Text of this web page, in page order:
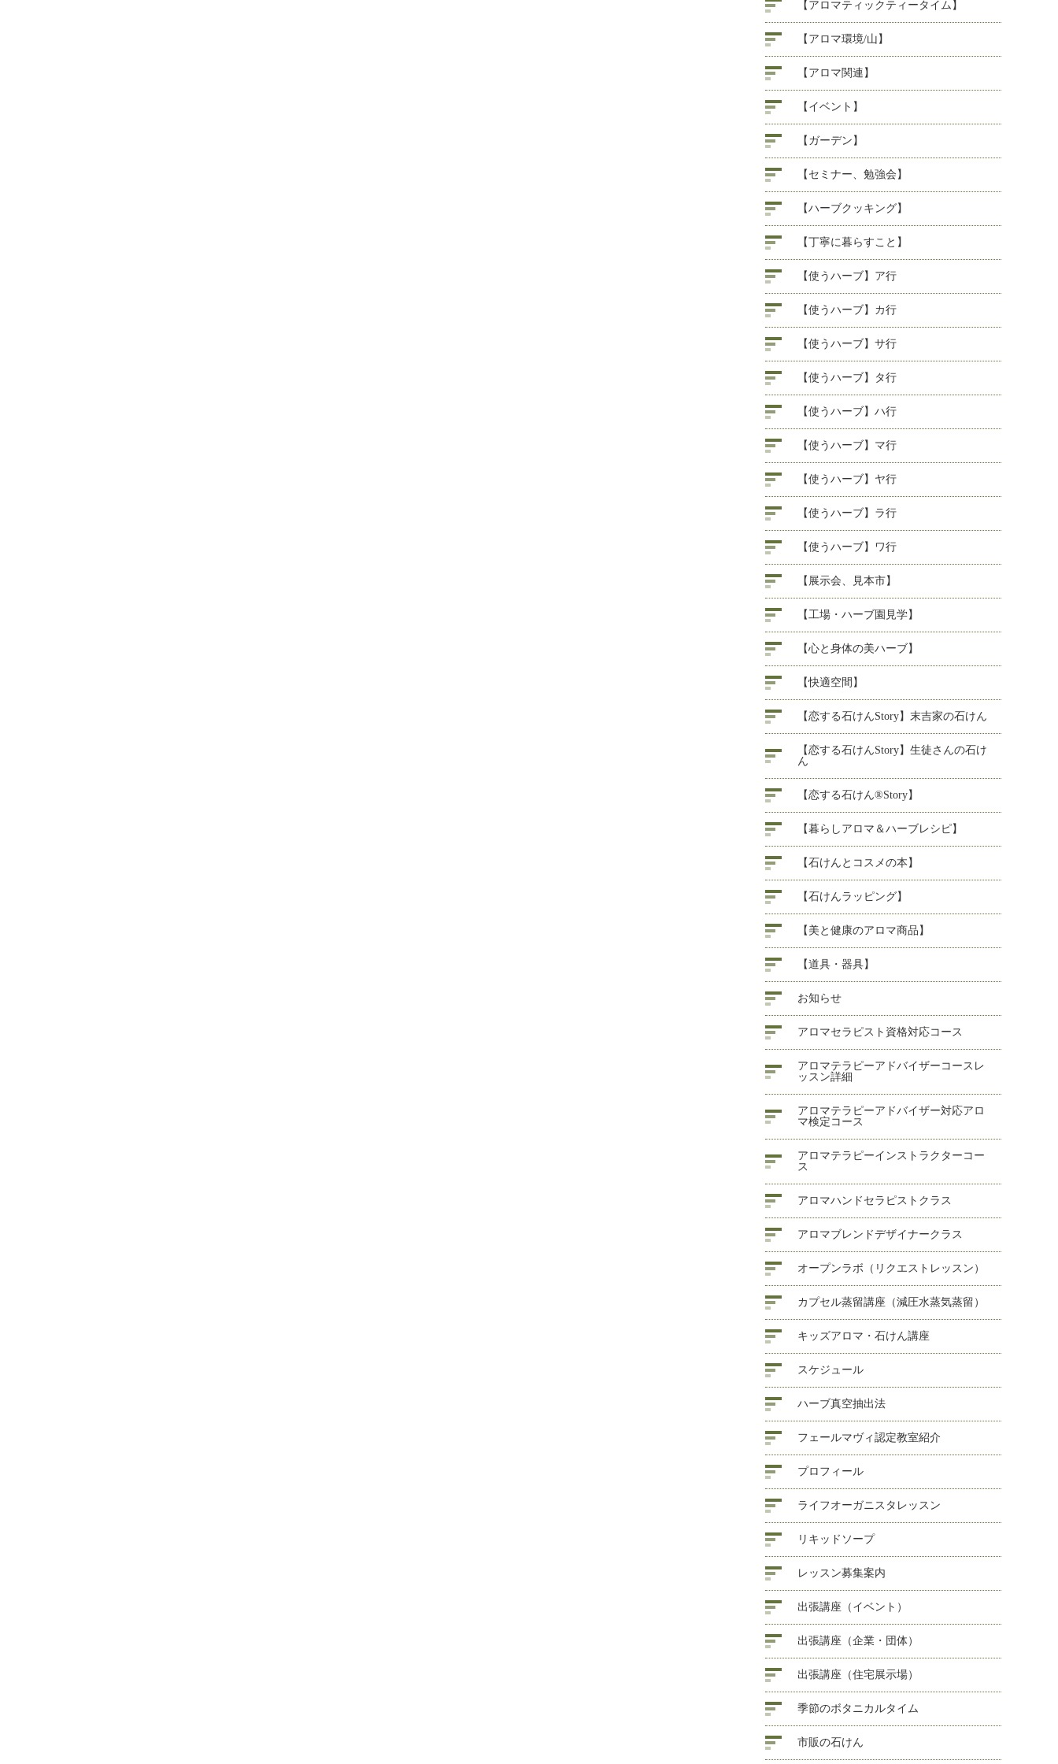
【アロマティックティータイム】
【アロマ環境/山】
【アロマ関連】
【イベント】
【ガーデン】
【セミナー、勉強会】
【ハーブクッキング】
【丁寧に暮らすこと】
【使うハーブ】ア行
【使うハーブ】カ行
【使うハーブ】サ行
【使うハーブ】タ行
【使うハーブ】ハ行
【使うハーブ】マ行
【使うハーブ】ヤ行
【使うハーブ】ラ行
【使うハーブ】ワ行
【展示会、見本市】
【工場・ハーブ園見学】
【心と身体の美ハーブ】
【快適空間】
【恋する石けんStory】末吉家の石けん
【恋する石けんStory】生徒さんの石け
ん
【恋する石けん®Story】
【暮らしアロマ＆ハーブレシピ】
【石けんとコスメの本】
【石けんラッピング】
【美と健康のアロマ商品】
【道具・器具】
お知らせ
アロマセラピスト資格対応コース
アロマテラピーアドバイザーコースレ
ッスン詳細
アロマテラピーアドバイザー対応アロ
マ検定コース
アロマテラピーインストラクターコー
ス
アロマハンドセラピストクラス
アロマブレンドデザイナークラス
オープンラボ（リクエストレッスン）
カプセル蒸留講座（減圧水蒸気蒸留）
キッズアロマ・石けん講座
スケジュール
ハーブ真空抽出法
フェールマヴィ認定教室紹介
プロフィール
ライフオーガニスタレッスン
リキッドソープ
レッスン募集案内
出張講座（イベント）
出張講座（企業・団体）
出張講座（住宅展示場）
季節のボタニカルタイム
市販の石けん